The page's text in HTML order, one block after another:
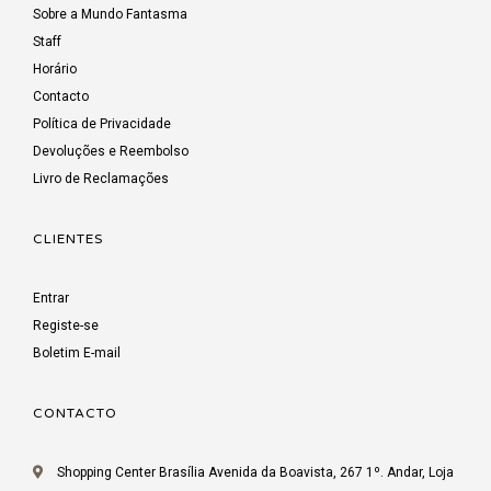
Sobre a Mundo Fantasma
Staff
Horário
Contacto
Política de Privacidade
Devoluções e Reembolso
Livro de Reclamações
CLIENTES
Entrar
Registe-se
Boletim E-mail
CONTACTO
Shopping Center Brasília Avenida da Boavista, 267 1º. Andar, Loja